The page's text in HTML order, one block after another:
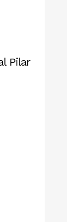
Pilar